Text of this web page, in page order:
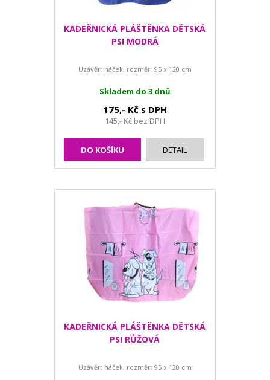
KADEŘNICKÁ PLÁŠTĚNKA DĚTSKÁ
PSI MODRÁ
Uzávěr: háček, rozměr: 95 x 120 cm
Skladem do 3 dnů
175,- Kč s DPH
145,- Kč bez DPH
DO KOŠÍKU DETAIL
KADEŘNICKÁ PLÁŠTĚNKA DĚTSKÁ
PSI RŮŽOVÁ
Uzávěr: háček, rozměr: 95 x 120 cm